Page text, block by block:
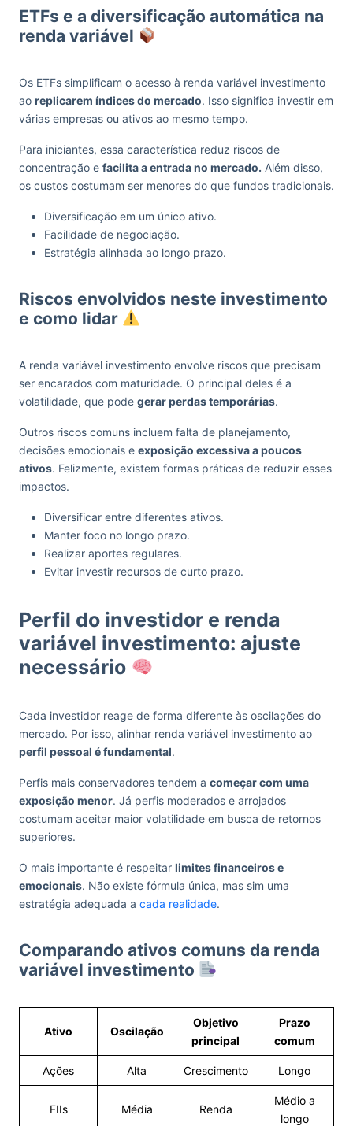
ETFs e a diversificação automática na
renda variável
Os ETFs simplificam o acesso à renda variável investimento
ao replicarem índices do mercado. Isso significa investir em
várias empresas ou ativos ao mesmo tempo.
Para iniciantes, essa característica reduz riscos de
concentração e facilita a entrada no mercado. Além disso,
os custos costumam ser menores do que fundos tradicionais.
Diversificação em um único ativo.
Facilidade de negociação.
Estratégia alinhada ao longo prazo.
Riscos envolvidos neste investimento
e como lidar
A renda variável investimento envolve riscos que precisam
ser encarados com maturidade. O principal deles é a
volatilidade, que pode gerar perdas temporárias.
Outros riscos comuns incluem falta de planejamento,
decisões emocionais e exposição excessiva a poucos
ativos. Felizmente, existem formas práticas de reduzir esses
impactos.
Diversificar entre diferentes ativos.
Manter foco no longo prazo.
Realizar aportes regulares.
Evitar investir recursos de curto prazo.
Perfil do investidor e renda
variável investimento: ajuste
necessário
Cada investidor reage de forma diferente às oscilações do
mercado. Por isso, alinhar renda variável investimento ao
perfil pessoal é fundamental.
Perfis mais conservadores tendem a começar com uma
exposição menor. Já perfis moderados e arrojados
costumam aceitar maior volatilidade em busca de retornos
superiores.
O mais importante é respeitar limites financeiros e
emocionais. Não existe fórmula única, mas sim uma
estratégia adequada a cada realidade.
Comparando ativos comuns da renda
variável investimento
Ativo Oscilação
Objetivo
principal
Prazo
comum
Ações Alta Crescimento Longo
FIIs Média Renda
Médio a
longo